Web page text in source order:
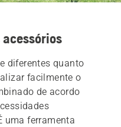
diferentes quanto
facilmente o
de acordo
uma ferramenta